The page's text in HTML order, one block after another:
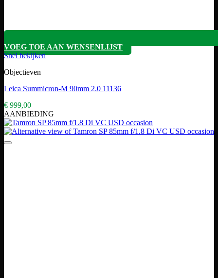
VOEG TOE AAN WENSENLIJST
Snel bekijken
Objectieven
Leica Summicron-M 90mm 2.0 11136
€ 999,00
AANBIEDING